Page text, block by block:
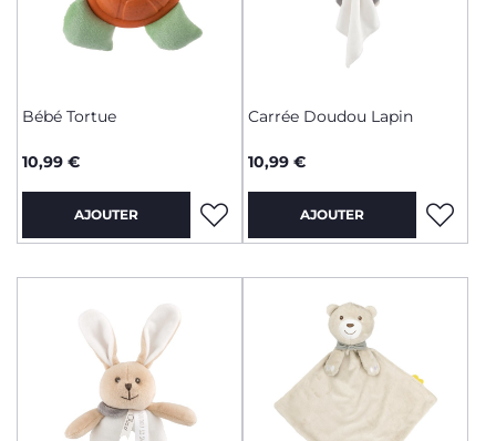
Bébé Tortue
10,99 €
AJOUTER
Carrée Doudou Lapin
10,99 €
AJOUTER